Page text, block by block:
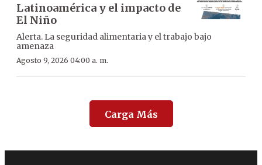
Latinoamérica y el impacto de
El Niño
Alerta. La seguridad alimentaria y el trabajo bajo
amenaza
Agosto 9, 2026 04:00 a. m.
Carga Más